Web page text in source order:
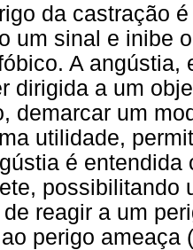
da castração
um sinal e inibe
A angústia,
dirigida a um
demarcar um
utilidade,
é
possibilitando
reagir a um
perigo ameaça